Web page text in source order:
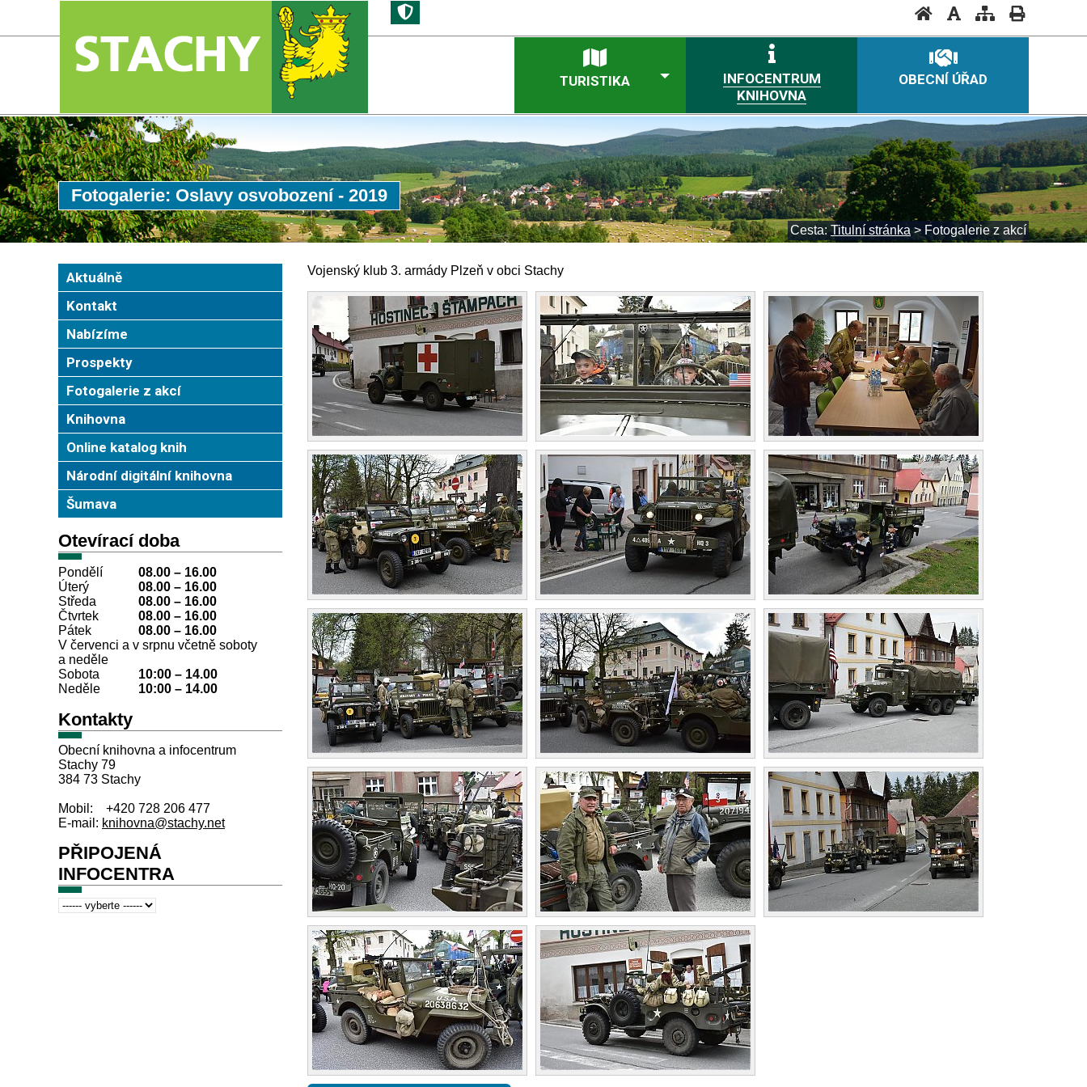
TURISTIKA
INFOCENTRUM
KNIHOVNA
OBECNÍ ÚŘAD
Fotogalerie: Oslavy osvobození - 2019
Cesta: Titulní stránka> Fotogalerie z akcí
Aktuálně
Kontakt
Nabízíme
Prospekty
Fotogalerie z akcí
Knihovna
Online katalog knih
Národní digitální knihovna
Šumava
Otevírací doba
Pondělí
08.00 – 16.00
Úterý
08.00 – 16.00
Středa
08.00 – 16.00
Čtvrtek
08.00 – 16.00
Pátek
08.00 – 16.00
V červenci a v srpnu včetně soboty
a neděle
Sobota
10:00 – 14.00
Neděle
10:00 – 14.00
Kontakty
Obecní knihovna a infocentrum
Stachy 79
384 73 Stachy
Mobil: +420 728 206 477
E-mail: knihovna@stachy.net
PŘIPOJENÁ
INFOCENTRA
Vojenský klub 3. armády Plzeň v obci Stachy